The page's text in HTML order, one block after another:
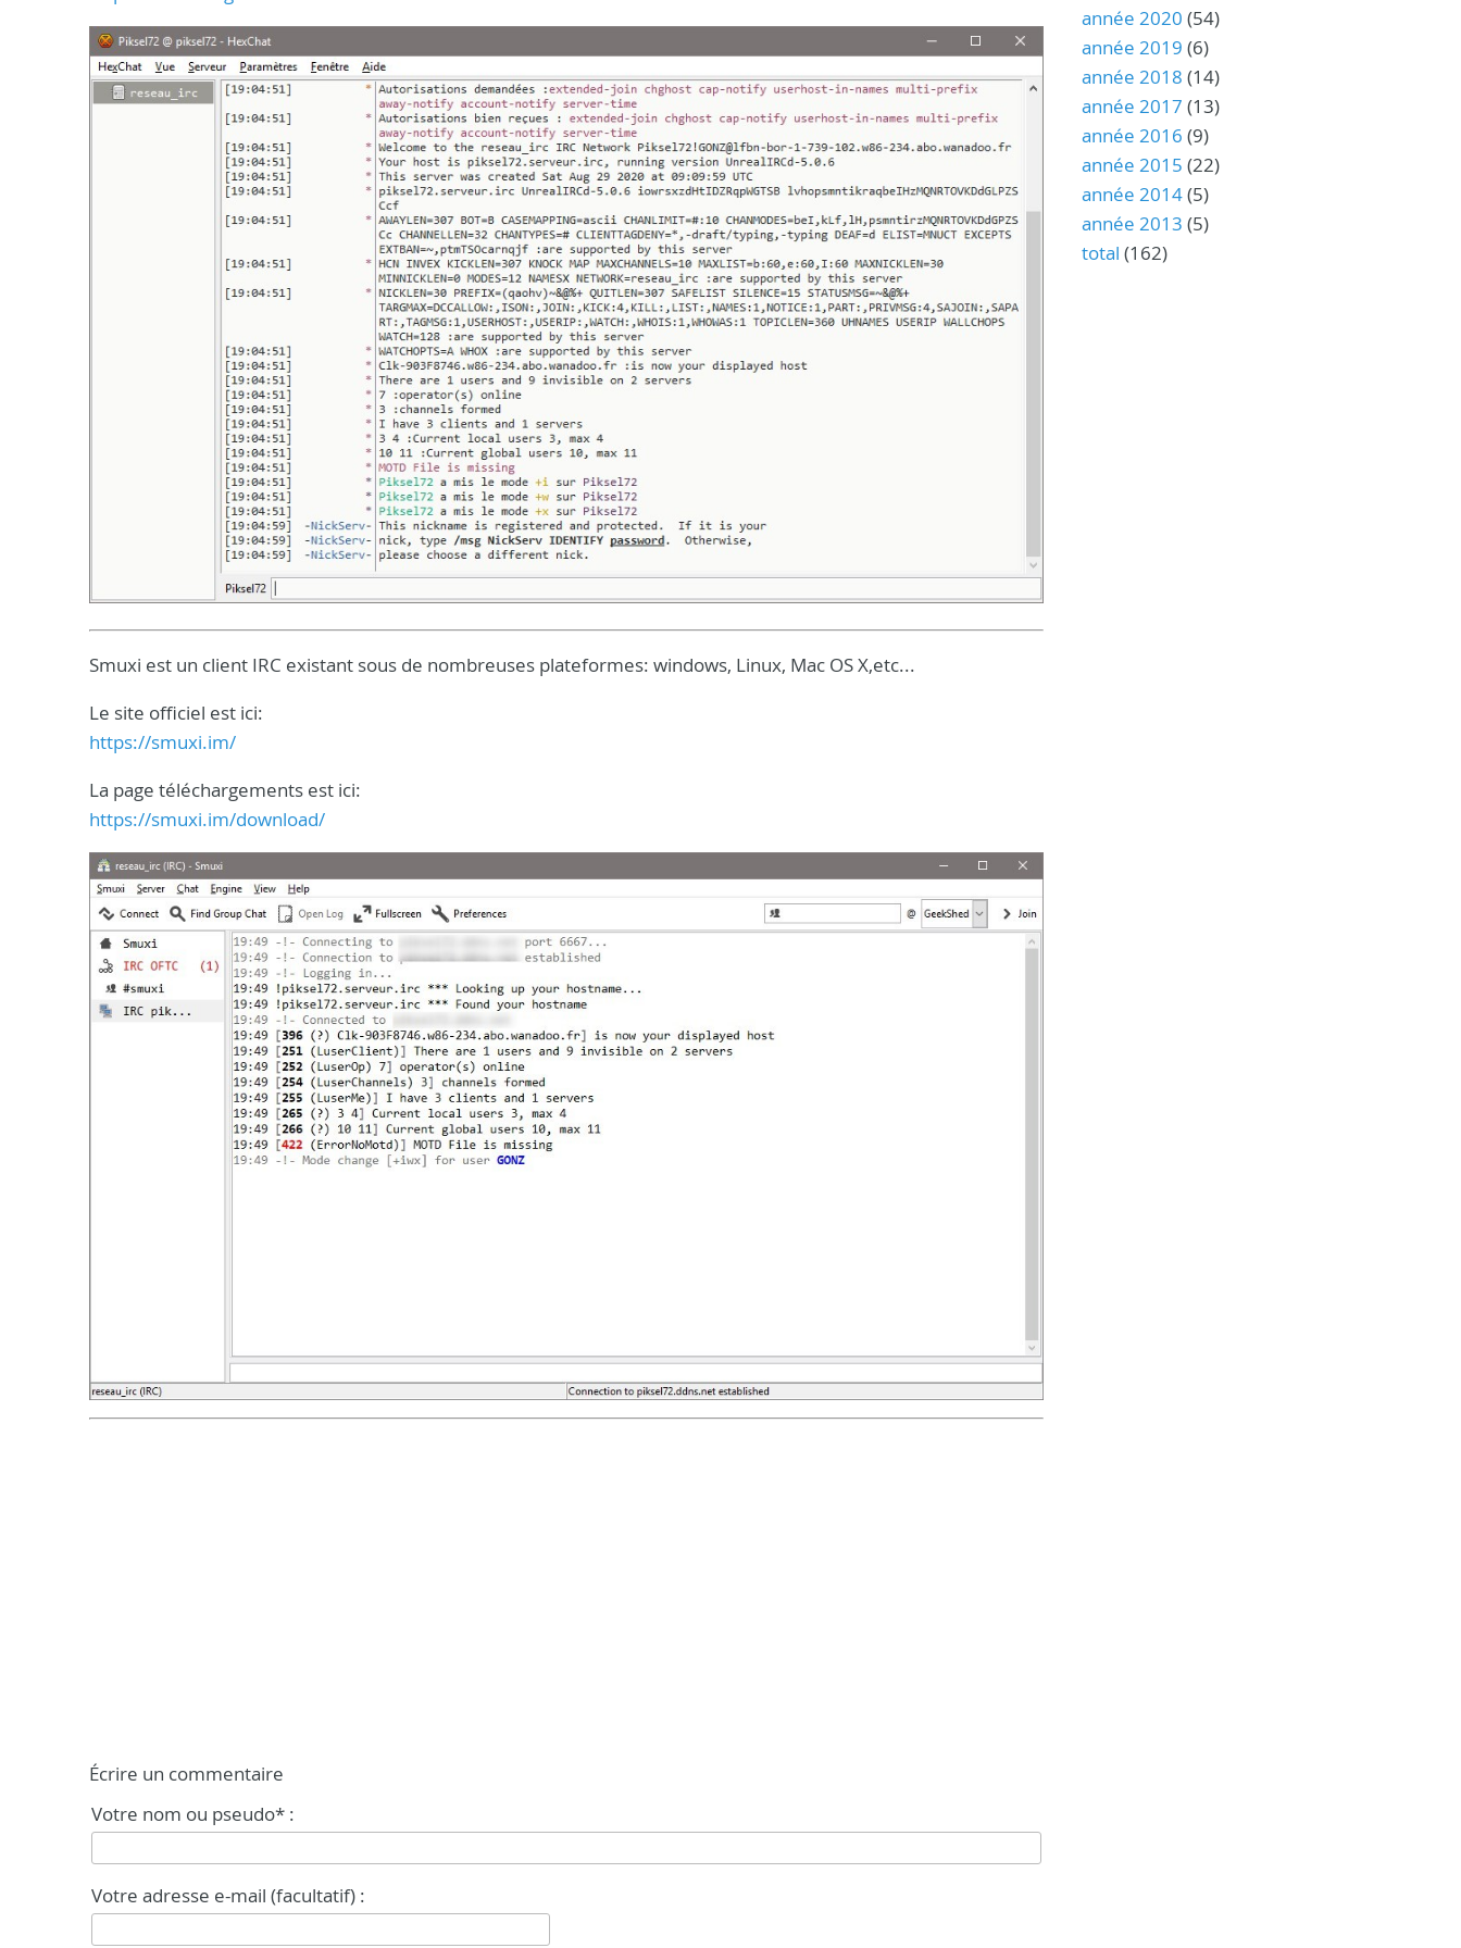
Smuxi est un client IRC existant sous de nombreuses plateformes: windows, Linux, Mac OS X,etc...
Le site officiel est ici:
https://smuxi.im/
La page téléchargements est ici:
https://smuxi.im/download/
Écrire un commentaire
Votre nom ou pseudo* :
Votre adresse e-mail (facultatif) :
année 2020 (54)
année 2019 (6)
année 2018 (14)
année 2017 (13)
année 2016 (9)
année 2015 (22)
année 2014(5)
année 2013 (5)
total (162)